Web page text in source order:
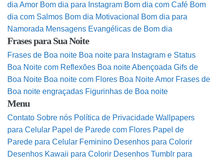
dia Amor Bom dia para Instagram Bom dia com Café Bom
dia com Salmos Bom dia Motivacional
Bom dia para
Namorada Mensagens Evangélicas de Bom dia
Frases para Sua Noite
Frases de Boa noite Boa noite para Instagram e Status
Boa Noite com Reflexões Boa noite Abençoada Gifs de
Boa Noite Boa noite com Flores Boa Noite Amor Frases de
Boa noite engraçadas Figurinhas de Boa noite
Menu
Contato Sobre nós Política de Privacidade Wallpapers
para Celular Papel de Parede com Flores Papel de
Parede para Celular Feminino Desenhos para Colorir
Desenhos Kawaii para Colorir Desenhos Tumblr para